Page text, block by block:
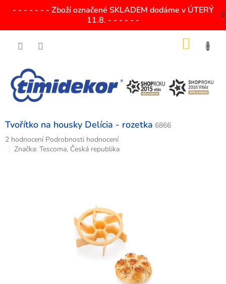
- - - - - - - Zboží označené SKLADEM dodáme v ÚTERÝ
11.8. - - - - - -
Tvořítko na housky Delícia - rozetka 6866
Průměrné
hodnocení
2 hodnocení Podrobnosti hodnocení
Značka: Tescoma, Česká republika